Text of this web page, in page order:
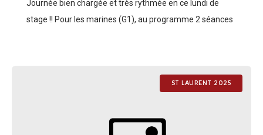
Journée bien chargée et très rythmée en ce lundi de
stage !! Pour les marines (G1), au programme 2 séances
ST LAURENT 2025